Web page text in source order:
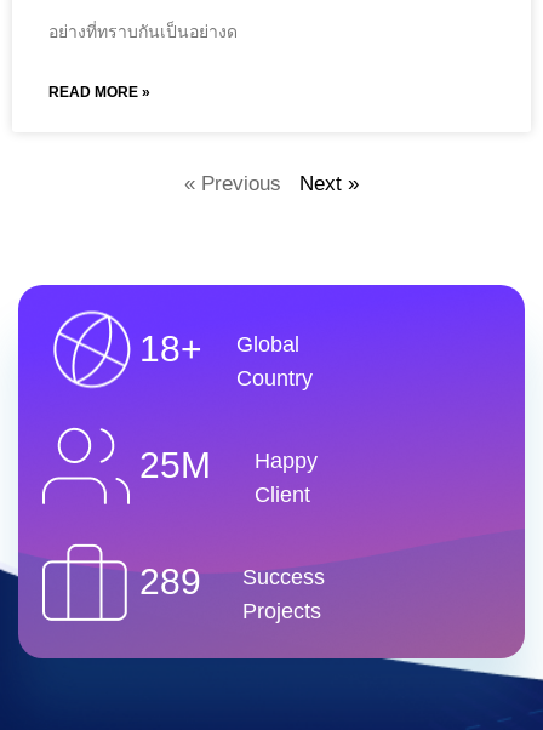
อย่างที่ทราบกันเป็นอย่างด
READ MORE »
« Previous Next »
18+
Global
Country
25M
Happy
Client
289
Success
Projects